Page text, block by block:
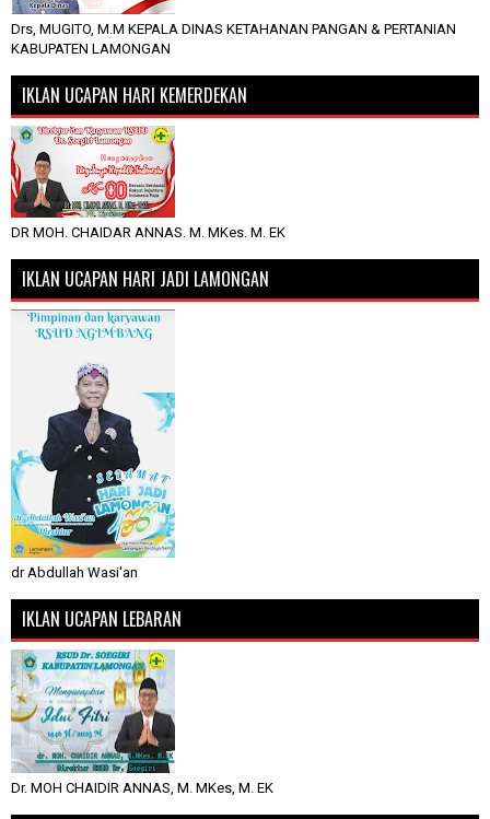
Drs, MUGITO, M.M KEPALA DINAS KETAHANAN PANGAN & PERTANIAN
KABUPATEN LAMONGAN
IKLAN UCAPAN HARI KEMERDEKAN
DR MOH. CHAIDAR ANNAS. M. MKes. M. EK
IKLAN UCAPAN HARI JADI LAMONGAN
dr Abdullah Wasi'an
IKLAN UCAPAN LEBARAN
Dr. MOH CHAIDIR ANNAS, M. MKes, M. EK